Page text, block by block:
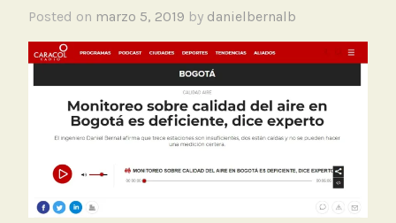
Posted on marzo 5, 2019 by danielbernalb